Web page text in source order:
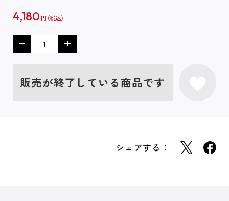
4,180 円
販売が終了している商品です
シェアする：